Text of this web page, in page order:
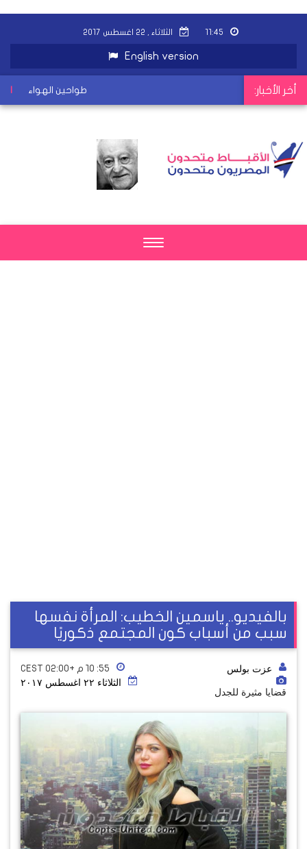
١١:٤٥ الثلاثاء , ٢٢ اغسطس ٢٠١٧
English version
أخر الأخبار: طواحين الهواء
Toggle
بالفيديو.. ياسمين الخطيب: المرأة نفسها
سبب من أسباب كون المجتمع ذكوريًا
عزت بولس
قضايا مثيرة للجدل
٥٥: ١٠ م +02:00 CEST
الثلاثاء ٢٢ اغسطس ٢٠١٧